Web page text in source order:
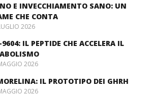
E INVECCHIAMENTO SANO: UN
CHE CONTA
2026
IL PEPTIDE CHE ACCELERA IL
2026
IL PROTOTIPO DEI GHRH
2026